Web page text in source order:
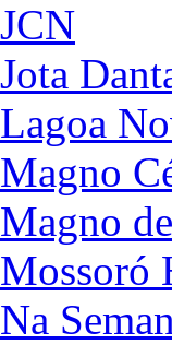
JCN
Jota
Lagoa
Magno
Magno
Mossoró
Na